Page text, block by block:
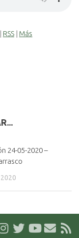
| RSS | Más
24-05-2020 –